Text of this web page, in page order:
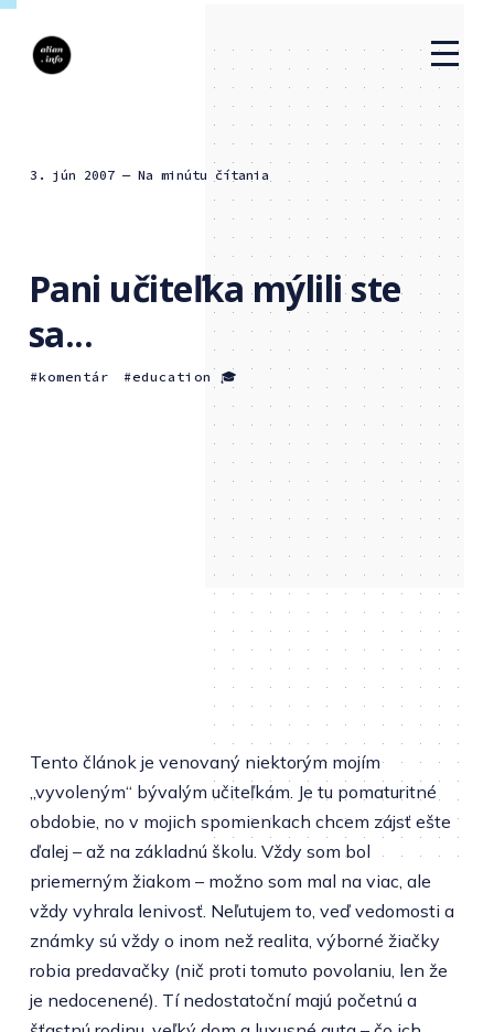
3. jún 2007 — Na minútu čítania
Pani učiteľka mýlili ste
sa...
komentár education 🎓
Tento článok je venovaný niektorým mojím
„vyvoleným“ bývalým učiteľkám. Je tu pomaturitné
obdobie, no v mojich spomienkach chcem zájsť ešte
ďalej – až na základnú školu. Vždy som bol
priemerným žiakom – možno som mal na viac, ale
vždy vyhrala lenivosť. Neľutujem to, veď vedomosti a
známky sú vždy o inom než realita, výborné žiačky
robia predavačky (nič proti tomuto povolaniu, len že
je nedocenené). Tí nedostatoční majú početnú a